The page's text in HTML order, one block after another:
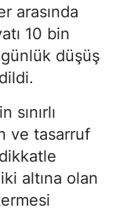
arasında
10 bin
düşüş
ve tasarruf
altına olan